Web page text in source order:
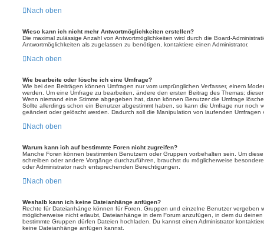
Nach oben
Wieso kann ich nicht mehr Antwortmöglichkeiten erstellen?
Die maximal zulässige Anzahl von Antwortmöglichkeiten wird durch die Board-
Antwortmöglichkeiten als zugelassen zu benötigen, kontaktiere einen Administrator.
Nach oben
Wie bearbeite oder lösche ich eine Umfrage?
Wie bei den Beiträgen können Umfragen nur vom ursprünglichen Verfasser, einem
werden. Um eine Umfrage zu bearbeiten, ändere den ersten Beitrag des Themas;
Wenn niemand eine Stimme abgegeben hat, dann können Benutzer die Umfrage
Sollte allerdings schon ein Benutzer abgestimmt haben, so kann die Umfrage nur noch
geändert oder gelöscht werden. Dadurch soll die Manipulation von laufenden Umfragen
Nach oben
Warum kann ich auf bestimmte Foren nicht zugreifen?
Manche Foren können bestimmten Benutzern oder Gruppen vorbehalten sein. Um
schreiben oder andere Vorgänge durchzuführen, brauchst du möglicherweise
oder Administrator nach entsprechenden Berechtigungen.
Nach oben
Weshalb kann ich keine Dateianhänge anfügen?
Rechte für Dateianhänge können für Foren, Gruppen und einzelne Benutzer vergeben
möglicherweise nicht erlaubt, Dateianhänge in dem Forum anzufügen, in dem du
bestimmte Gruppen dürfen Dateien hochladen. Du kannst einen Administrator
keine Dateianhänge anfügen kannst.